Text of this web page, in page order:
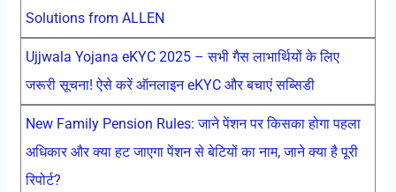
Solutions from ALLEN
Ujjwala Yojana eKYC 2025 – सभी गैस लाभार्थियों के लिए
जरूरी सूचना! ऐसे करें ऑनलाइन eKYC और बचाएं सब्सिडी
New Family Pension Rules: जाने पेंशन पर किसका होगा पहला
अधिकार और क्या हट जाएगा पेंशन से बेटियों का नाम, जाने क्या है पूरी
रिपोर्ट?